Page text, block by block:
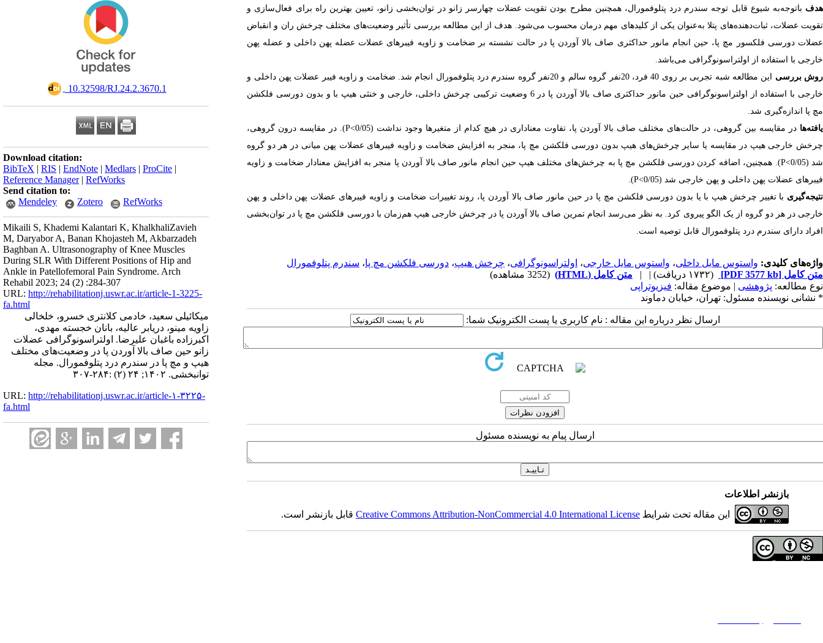
‎ 10.32598/RJ.24.2.3670.1
Download citation:
BibTeX | RIS | EndNote | Medlars | ProCite |
Reference Manager| RefWorks
Send citation to:
Mendeley
Zotero RefWorks
Mikaili S, Khademi Kalantari K, KhalkhaliZavieh
M, Daryabor A, Banan Khojasteh M, Akbarzadeh
Baghban A. Ultrasonography of Knee Muscles
During SLR With Different Positions of Hip and
Ankle in Patellofemoral Pain Syndrome. Arch
Rehabil 2023; 24 (2) :284-307
URL: http://rehabilitationj.uswr.ac.ir/article-1-3225-
fa.html
میکائیلی سعید، خادمی کلانتری خسرو، خلخالی
زاویه مینو، دریابر عالیه، بانان خجسته مهدی،
اکبرزاده باغبان علیرضا. اولتراسونوگرافی عضلات
زانو حین صاف بالا آوردن پا در وضعیت‌های مختلف
هیپ و مچ پا در سندرم درد پتلوفمورال. مجله
توانبخشی. ۱۴۰۲; ۲۴ (۲) :۲۸۴-۳۰۷
URL: http://rehabilitationj.uswr.ac.ir/article-۱-۳۲۲۵-
fa.html
هدف باتوجه‌به شیوع قابل توجه سندرم درد پتلوفمورال، همچنین مطرح بودن تقویت عضلات چهارسر زانو در توان‌بخشی زانو، تعیین بهترین راه برای فعال‌سازی و
تقویت عضلات، ثبات‌دهنده‌های پتلا به‌عنوان یکی از کلیدهای مهم درمان محسوب می‌شود. هدف از این مطالعه بررسی تأثیر وضعیت‌های مختلف چرخش ران و انقباض
عضلات دورسی فلکسور مچ پا، حین انجام مانور حداکثری صاف بالا آوردن پا در حالت نشسته بر ضخامت و زاویه فیبرهای عضلات عضله پهن داخلی و عضله پهن
خارجی با استفاده از اولتراسونوگرافی می‌باشد.
روش بررسی
این مطالعه شبه تجربی بر روی 40 فرد، 20نفر گروه سالم و 20نفر گروه سندرم درد پتلوفمورال انجام شد. ضخامت و زاویه فیبر عضلات پهن داخلی و
خارجی با استفاده از اولتراسونوگرافی حین مانور حداکثری صاف بالا آوردن پا در 6 وضعیت ترکیبی چرخش داخلی، خارجی و خنثی هیپ با و بدون دورسی فلکشن
مچ پا اندازه‌گیری شد.
یافته‌ها
در مقایسه بین گروهی، در حالت‌های مختلف صاف بالا آوردن پا، تفاوت معناداری در هیچ کدام از متغیرها وجود نداشت (P<0/05). در مقایسه درون گروهی،
چرخش خارجی هیپ در مقایسه یا سایر چرخش‌های هیپ بدون دورسی فلکشن مچ پا، منجر به افزایش ضخامت و زاویه فیبرهای عضلات پهن میانی در هر دو گروه
شد (P<0/05). همچنین، اضافه کردن دورسی فلکشن مچ پا به چرخش‌های مختلف هیپ حین انجام مانور صاف بالا آوردن پا منجر به افزایش معنادار ضخامت و زاویه
فیبرهای عضلات پهن داخلی و پهن خارجی شد (P<0/05).
نتیجه‌گیری با تغییر چرخش هیپ با یا بدون دورسی فلکشن مچ پا در حین مانور صاف بالا آوردن پا، روند تغییرات ضخامت و زاویه فیبرهای عضلات پهن داخلی و پهن
خارجی در هر دو گروه از یک الگو پیروی کرد. به نظر می‌رسد انجام تمرین صاف بالا آوردن پا در چرخش خارجی هیپ هم‌زمان با دورسی فلکشن مچ پا در توان‌بخشی
افراد دارای سندرم درد پتلوفمورال قابل توصیه است.
واژه‌های کلیدی: واستوس مایل داخلی، واستوس مایل خارجی، اولتراسونوگرافی، چرخش هیپ، دورسی فلکشن مچ پا، سندرم پتلوفمورال
متن کامل [PDF 3577 kb] (۱۷۳۲ دریافت) | | متن کامل (HTML)
(3252 مشاهده)
نوع مطالعه: پژوهشی | موضوع مقاله: فیزیوتراپی
* نشانی نویسنده مسئول: تهران، خیابان دماوند
ارسال نظر درباره این مقاله : نام کاربری یا پست الکترونیک شما:
ارسال پیام به نویسنده مسئول
بازنشر اطلاعات
این مقاله تحت شرایط Creative Commons Attribution-NonCommercial 4.0 International Licenseقابل بازنشر است.